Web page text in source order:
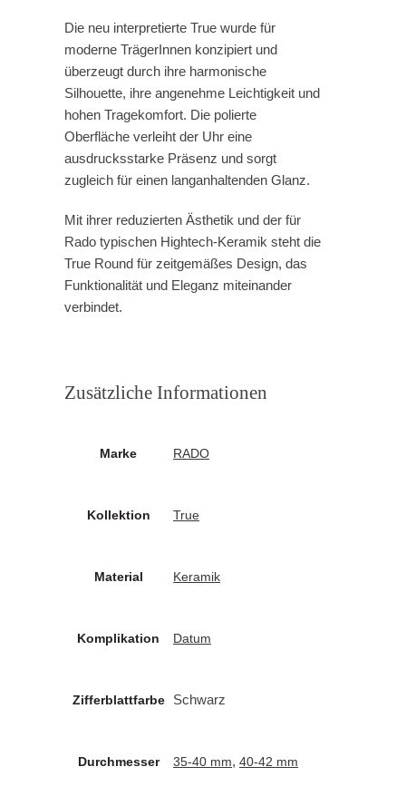
Die neu interpretierte True wurde für
moderne TrägerInnen konzipiert und
überzeugt durch ihre harmonische
Silhouette, ihre angenehme Leichtigkeit und
hohen Tragekomfort. Die polierte
Oberfläche verleiht der Uhr eine
ausdrucksstarke Präsenz und sorgt
zugleich für einen langanhaltenden Glanz.
Mit ihrer reduzierten Ästhetik und der für
Rado typischen Hightech-Keramik steht die
True Round für zeitgemäßes Design, das
Funktionalität und Eleganz miteinander
verbindet.
Zusätzliche Informationen
Marke RADO
Kollektion True
Material Keramik
Komplikation Datum
Zifferblattfarbe Schwarz
Durchmesser 35-40 mm, 40-42 mm